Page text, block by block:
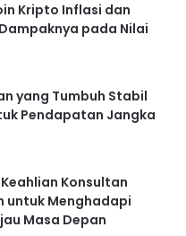
Kripto Inflasi dan
pada Nilai
yang Tumbuh Stabil
Pendapatan Jangka
Konsultan
untuk Menghadapi
Masa Depan